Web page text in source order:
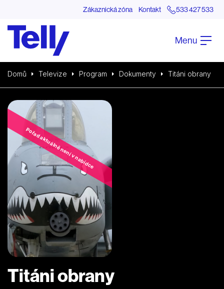
Zákaznická zóna Kontakt 533 427 533
Menu
Domů Televize Program Dokumenty Titáni obrany
Pořad aktuálně není v nabídce
Titáni obrany